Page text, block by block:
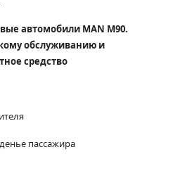
автомобили MAN M90.
обслуживанию и
средство
пассажира